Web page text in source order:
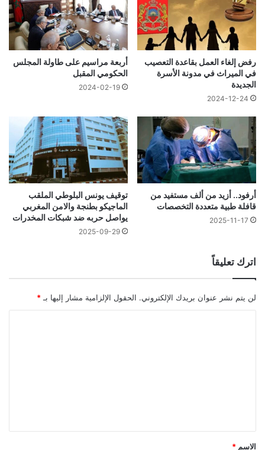
رفض إلغاء العمل بقاعدة التعصيب
في الميراث في مدونة الأسرة
الجديدة
2024-12-24
أربعة مراسيم على طاولة المجلس
الحكومي المقبل
2024-02-19
أرفود.. أزيد من ألف مستفيد من
قافلة طبية متعددة التخصصات
2025-11-17
توقيف يونس البلوطي الملقب
الماجيكو بطنجة والامن المغربي
يواصل حربه ضد شبكات المخدرات
2025-09-29
اترك تعليقاً
لن يتم نشر عنوان بريدك الإلكتروني. الحقول الإلزامية مشار إليها بـ *
*
الاسم *